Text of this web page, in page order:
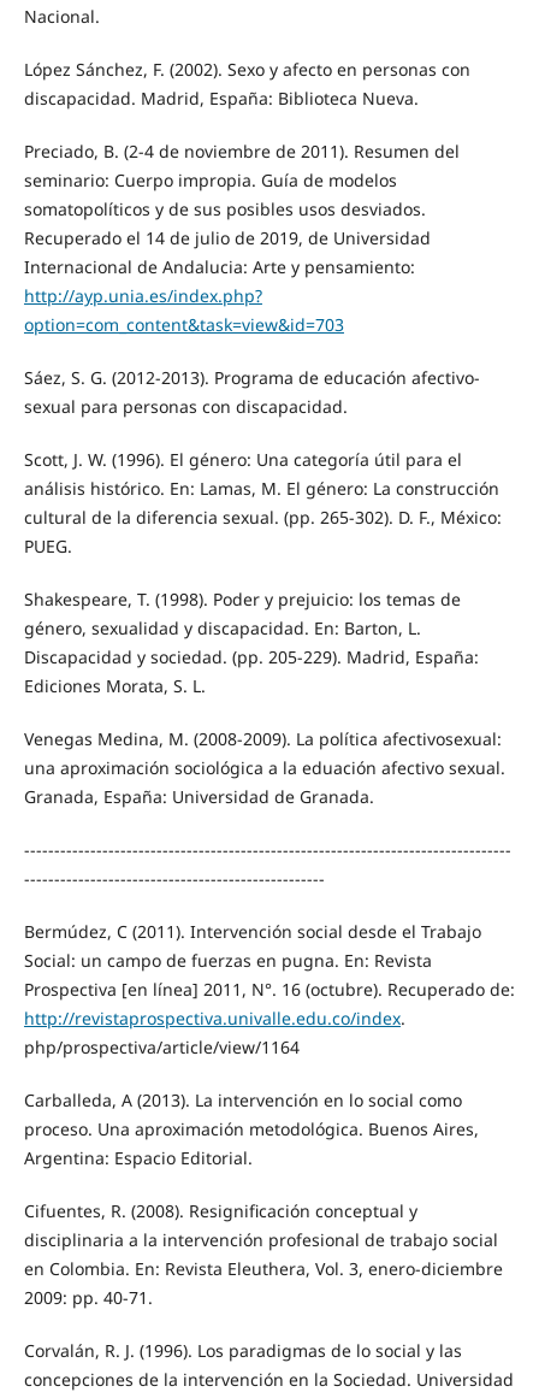
Nacional.
López Sánchez, F. (2002). Sexo y afecto en personas con
discapacidad. Madrid, España: Biblioteca Nueva.
Preciado, B. (2-4 de noviembre de 2011). Resumen del
seminario: Cuerpo impropia. Guía de modelos
somatopolíticos y de sus posibles usos desviados.
Recuperado el 14 de julio de 2019, de Universidad
Internacional de Andalucia: Arte y pensamiento:
http://ayp.unia.es/index.php?
option=com_content&task=view&id=703
Sáez, S. G. (2012-2013). Programa de educación afectivo-
sexual para personas con discapacidad.
Scott, J. W. (1996). El género: Una categoría útil para el
análisis histórico. En: Lamas, M. El género: La construcción
cultural de la diferencia sexual. (pp. 265-302). D. F., México:
PUEG.
Shakespeare, T. (1998). Poder y prejuicio: los temas de
género, sexualidad y discapacidad. En: Barton, L.
Discapacidad y sociedad. (pp. 205-229). Madrid, España:
Ediciones Morata, S. L.
Venegas Medina, M. (2008-2009). La política afectivosexual:
una aproximación sociológica a la eduación afectivo sexual.
Granada, España: Universidad de Granada.
---------------------------------------------------------------------------------
--------------------------------------------------
Bermúdez, C (2011). Intervención social desde el Trabajo
Social: un campo de fuerzas en pugna. En: Revista
Prospectiva [en línea] 2011, N°. 16 (octubre). Recuperado de:
http://revistaprospectiva.univalle.edu.co/index.
php/prospectiva/article/view/1164
Carballeda, A (2013). La intervención en lo social como
proceso. Una aproximación metodológica. Buenos Aires,
Argentina: Espacio Editorial.
Cifuentes, R. (2008). Resignificación conceptual y
disciplinaria a la intervención profesional de trabajo social
en Colombia. En: Revista Eleuthera, Vol. 3, enero-diciembre
2009: pp. 40-71.
Corvalán, R. J. (1996). Los paradigmas de lo social y las
concepciones de la intervención en la Sociedad. Universidad